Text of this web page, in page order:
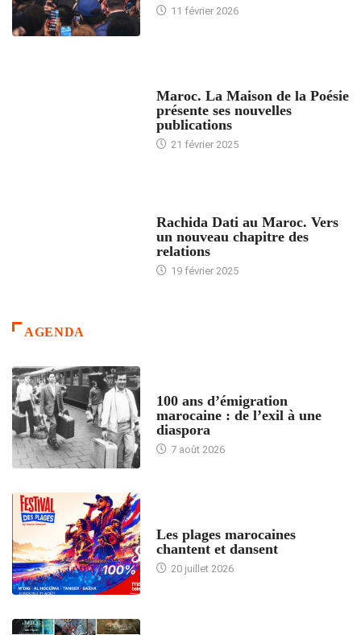
11 février 2026
Maroc. La Maison de la Poésie
présente ses nouvelles
publications
21 février 2025
Rachida Dati au Maroc. Vers
un nouveau chapitre des
relations
19 février 2025
AGENDA
100 ans d’émigration
marocaine : de l’exil à une
diaspora
7 août 2026
Les plages marocaines
chantent et dansent
20 juillet 2026